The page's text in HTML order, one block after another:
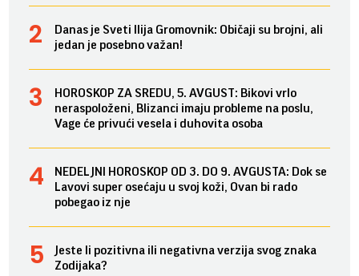
Danas je Sveti Ilija Gromovnik: Običaji su brojni, ali
jedan je posebno važan!
HOROSKOP ZA SREDU, 5. AVGUST: Bikovi vrlo
neraspoloženi, Blizanci imaju probleme na poslu,
Vage će privući vesela i duhovita osoba
NEDELJNI HOROSKOP OD 3. DO 9. AVGUSTA: Dok se
Lavovi super osećaju u svoj koži, Ovan bi rado
pobegao iz nje
Jeste li pozitivna ili negativna verzija svog znaka
Zodijaka?